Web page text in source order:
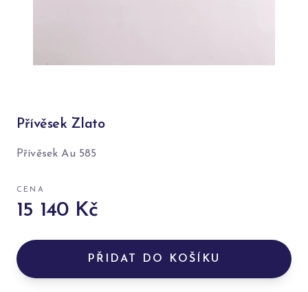
Přívěsek Zlato
Přívěsek Au 585
CENA
15 140 Kč
PŘIDAT DO KOŠÍKU